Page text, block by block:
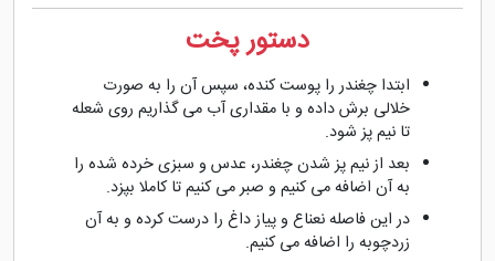
دستور پخت
ابتدا چغندر را پوست کنده، سپس آن را به صورت
خلالی برش داده و با مقداری آب می گذاریم روی شعله
تا نیم پز شود.
بعد از نیم پز شدن چغندر، عدس و سبزی خرده شده را
به آن اضافه می کنیم و صبر می کنیم تا کاملا بپزد.
در این فاصله نعناع و پیاز داغ را درست کرده و به آن
زردچوبه را اضافه می کنیم.